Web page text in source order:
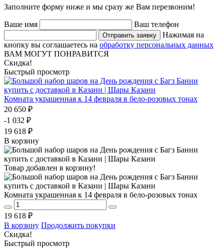
Заполните форму ниже и мы сразу же Вам перезвоним!
Ваше имя Ваш телефон
Отправить заявку
Нажимая на
кнопку вы соглашаетесь на обработку персональных данных
ВАМ МОГУТ ПОНРАВИТСЯ
Скидка!
Быстрый просмотр
Комната украшенная к 14 февраля в бело-розовых тонах
20 650 ₽
-1 032 ₽
19 618 ₽
В корзину
Товар добавлен в корзину!
Комната украшенная к 14 февраля в бело-розовых тонах
19 618 ₽
В корзину Продолжить покупки
Скидка!
Быстрый просмотр